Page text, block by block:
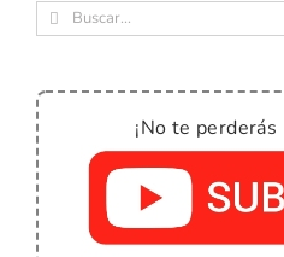
Buscar:
¡No te